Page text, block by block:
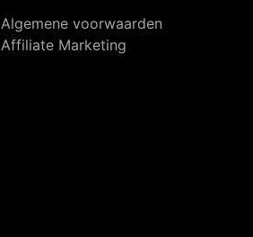
Algemene voorwaarden
Affiliate Marketing